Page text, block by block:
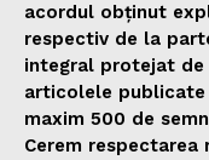
acordul obținut
respectiv de la
integral protejat de
articolele publicate
maxim 500 de
Cerem